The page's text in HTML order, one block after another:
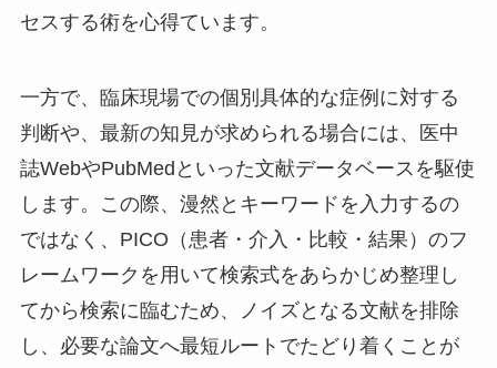
セスする術を心得ています。
一方で、臨床現場での個別具体的な症例に対する
判断や、最新の知見が求められる場合には、医中
誌WebやPubMedといった文献データベースを駆使
します。この際、漫然とキーワードを入力するの
ではなく、PICO（患者・介入・比較・結果）のフ
レームワークを用いて検索式をあらかじめ整理し
てから検索に臨むため、ノイズとなる文献を排除
し、必要な論文へ最短ルートでたどり着くことが